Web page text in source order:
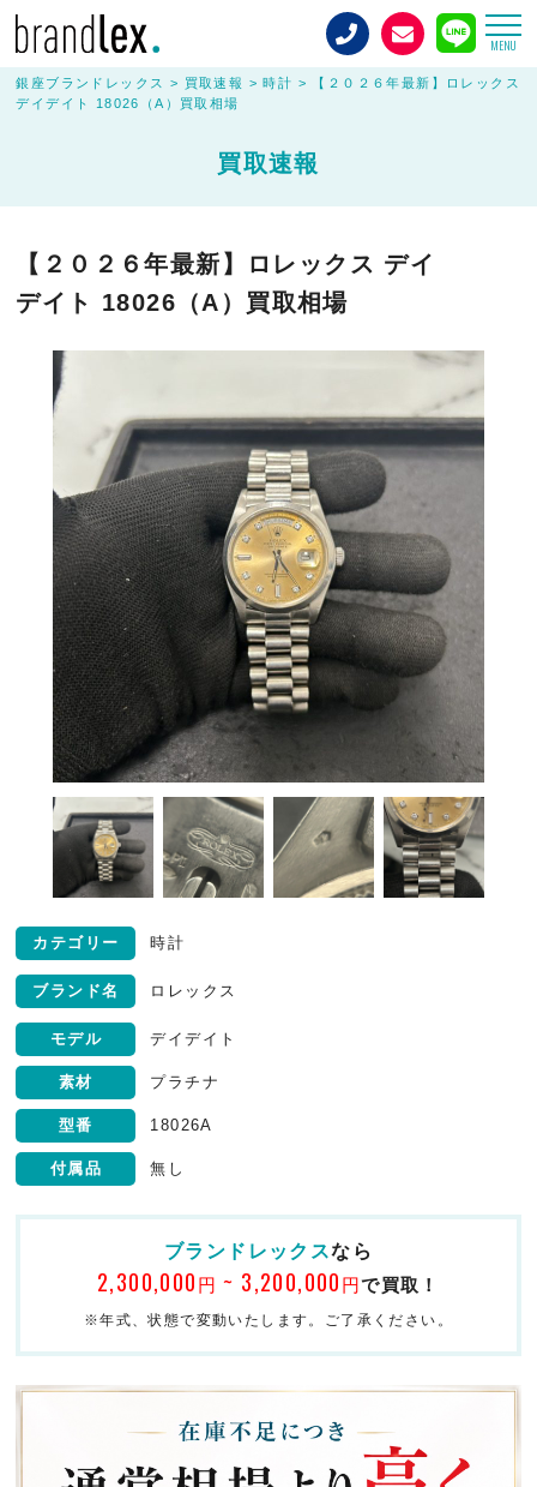
MENU
銀座ブランドレックス > 買取速報 >時計 >
【２０２６年最新】ロレックス
デイデイト 18026（A）買取相場
買取速報
【２０２６年最新】ロレックス デイ
デイト 18026（A）買取相場
カテゴリー 時計
ブランド名 ロレックス
モデル デイデイト
素材 プラチナ
型番 18026A
付属品 無し
ブランドレックスなら
2,300,000 円 ~ 3,200,000 円で買取！
※年式、状態で変動いたします。ご了承ください。